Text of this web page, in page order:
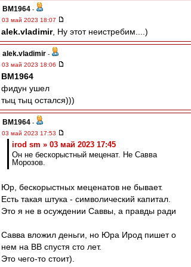
BM1964 -
03 май 2023 18:07
alek.vladimir, Ну этот неистребим....)
alek.vladimir -
03 май 2023 18:06
BM1964
фидун ушел
тыц тыц остался)))
BM1964 -
03 май 2023 17:53
irod sm » 03 май 2023 17:45
Он не бескорыстный меценат. Не Савва
Морозов.
Юр, бескорыстных меценатов не бывает.
Есть такая штука - символический капитал.
Это я не в осуждении Саввы, а правды ради
Савва вложил деньги, но Юра Ирод пишет о
нем на ВВ спустя сто лет.
Это чего-то стоит).